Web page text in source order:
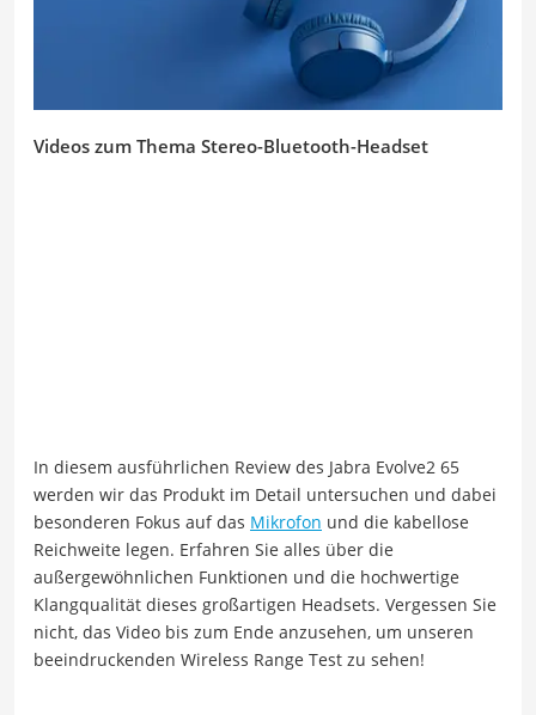
Videos zum Thema Stereo-Bluetooth-Headset
In diesem ausführlichen Review des Jabra Evolve2 65
werden wir das Produkt im Detail untersuchen und dabei
besonderen Fokus auf das Mikrofon und die kabellose
Reichweite legen. Erfahren Sie alles über die
außergewöhnlichen Funktionen und die hochwertige
Klangqualität dieses großartigen Headsets. Vergessen Sie
nicht, das Video bis zum Ende anzusehen, um unseren
beeindruckenden Wireless Range Test zu sehen!